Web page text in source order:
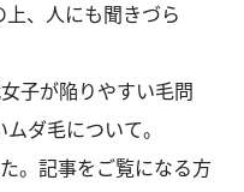
、人にも聞きづら
子が陥りやすい毛問
ダ毛について。
。記事をご覧になる方